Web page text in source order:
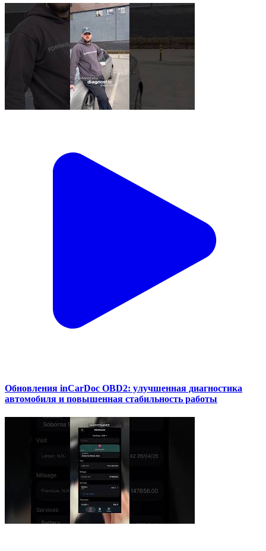
Обновления inCarDoc OBD2: улучшенная диагностика
автомобиля и повышенная стабильность работы